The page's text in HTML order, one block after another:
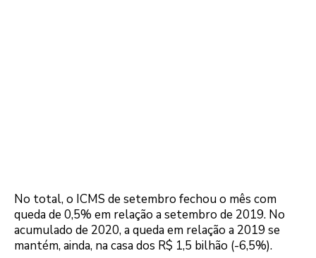
No total, o ICMS de setembro fechou o mês com
queda de 0,5% em relação a setembro de 2019. No
acumulado de 2020, a queda em relação a 2019 se
mantém, ainda, na casa dos R$ 1,5 bilhão (-6,5%).